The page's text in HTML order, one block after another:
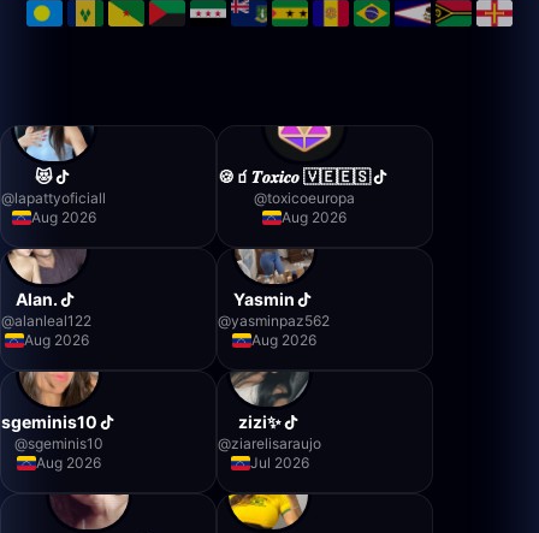
😻
@lapattyoficiall
Aug 2026
🍪🧃𝑻𝒐𝒙𝒊𝒄𝒐 🇻🇪🇪🇸
@toxicoeuropa
Aug 2026
Alan.
@alanleal122
Aug 2026
Yasmin
@yasminpaz562
Aug 2026
sgeminis10
@sgeminis10
Aug 2026
zizi✨
@ziarelisaraujo
Jul 2026